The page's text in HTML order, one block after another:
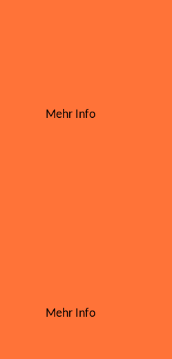
Mehr Info
Mehr Info